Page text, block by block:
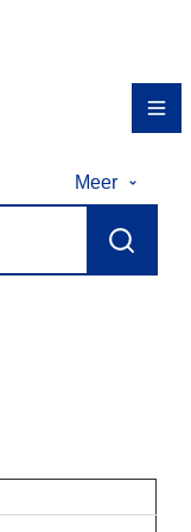
Meer
Zoeken